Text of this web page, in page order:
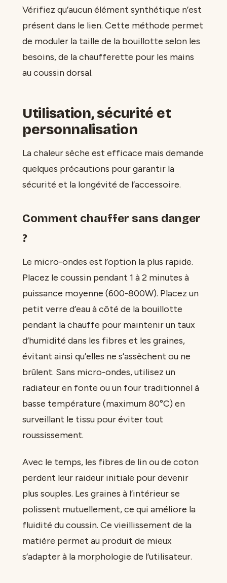
Vérifiez qu’aucun élément synthétique n’est
présent dans le lien. Cette méthode permet
de moduler la taille de la bouillotte selon les
besoins, de la chaufferette pour les mains
au coussin dorsal.
Utilisation, sécurité et
personnalisation
La chaleur sèche est efficace mais demande
quelques précautions pour garantir la
sécurité et la longévité de l’accessoire.
Comment chauffer sans danger
?
Le micro-ondes est l’option la plus rapide.
Placez le coussin pendant 1 à 2 minutes à
puissance moyenne (600-800W). Placez un
petit verre d’eau à côté de la bouillotte
pendant la chauffe pour maintenir un taux
d’humidité dans les fibres et les graines,
évitant ainsi qu’elles ne s’assèchent ou ne
brûlent. Sans micro-ondes, utilisez un
radiateur en fonte ou un four traditionnel à
basse température (maximum 80°C) en
surveillant le tissu pour éviter tout
roussissement.
Avec le temps, les fibres de lin ou de coton
perdent leur raideur initiale pour devenir
plus souples. Les graines à l’intérieur se
polissent mutuellement, ce qui améliore la
fluidité du coussin. Ce vieillissement de la
matière permet au produit de mieux
s’adapter à la morphologie de l’utilisateur.